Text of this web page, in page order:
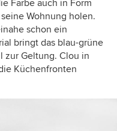
Farbe auch in Form
Wohnung holen.
schon ein
bringt das blau-grüne
zur Geltung. Clou in
Küchenfronten